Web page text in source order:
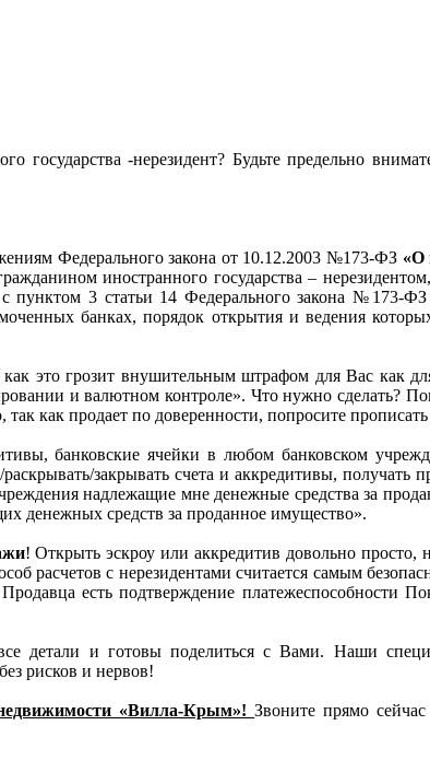
государства -нерезидент? Будьте предельно
Федерального закона от 10.12.2003 №173-ФЗ «О
иностранного государства –
пунктом 3 статьи 14 Федерального закона №173-
банках, порядок открытия и ведения
это грозит внушительным штрафом для Вас как
и валютном контроле». Что нужно сделать?
как продает по доверенности, попросите
банковские ячейки в любом банковском
закрывать счета и аккредитивы,
надлежащие мне денежные средства за
денежных средств за проданное имущество».
! Открыть эскроу или аккредитив довольно просто,
расчетов с нерезидентами считается самым
есть подтверждение платежеспособности
детали и готовы поделиться с Вами. Наши
рисков и нервов!
недвижимости «Вилла-Крым»!Звоните прямо